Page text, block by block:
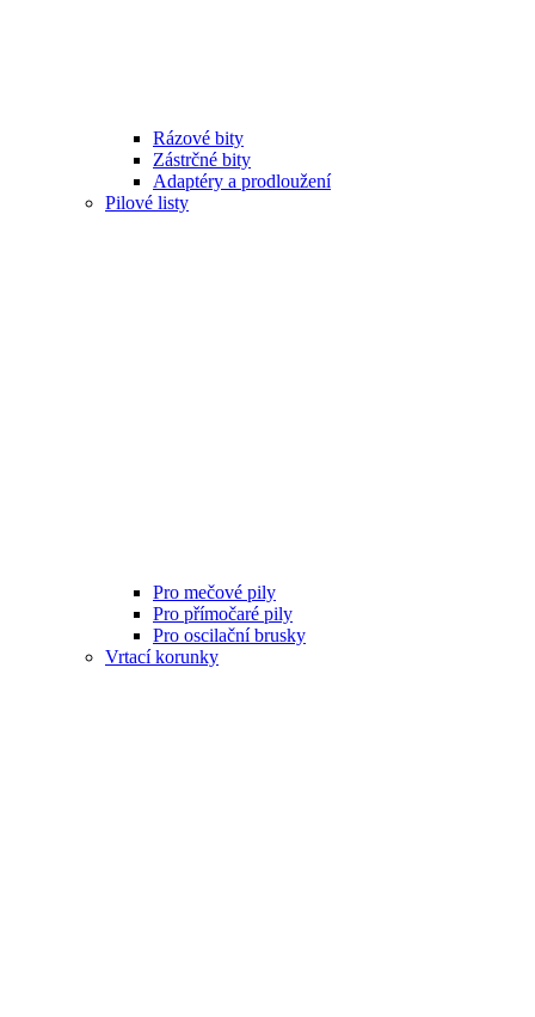
Rázové bity
Zástrčné bity
Adaptéry a prodloužení
Pilové listy
Pro mečové pily
Pro přímočaré pily
Pro oscilační brusky
Vrtací korunky